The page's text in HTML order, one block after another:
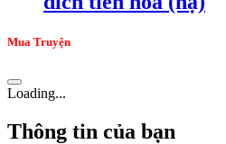
Mua Truyện
Loading...
Thông tin của bạn